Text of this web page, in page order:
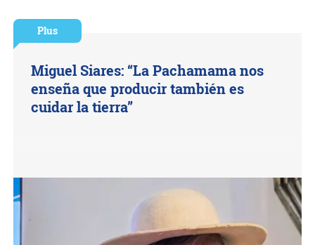
Plus
Miguel Siares: “La Pachamama nos
enseña que producir también es
cuidar la tierra”